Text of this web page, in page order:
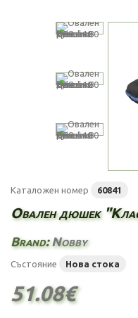
Каталожен номер 60841
Овален дюшек
Brand:Nobby
Състояние Нова стока
51.08€